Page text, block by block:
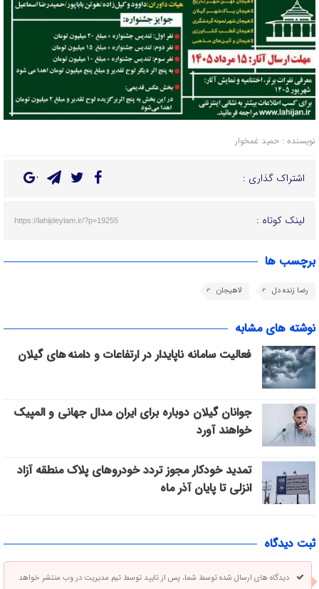
نویسنده : حمید غمخوار
اشتراک گذاری :
لینک کوتاه : https://lahijdeylam.ir/?p=19255
برچسب ها
رضا زنده دل لاهیجان
نوشته های مشابه
فعالیت سامانه ناپایدار در ارتفاعات و دامنه های گیلان
جوانان گیلان دوباره برای ایران مدال جهانی و المپیک
خواهند آورد
تمدید خودکار مجوز تردد خودروهای پلاک منطقه آزاد
انزلی تا پایان آذر ماه
ثبت دیدگاه
دیدگاه های ارسال شده توسط شما، پس از تایید توسط تیم مدیریت در وب منتشر خواهد